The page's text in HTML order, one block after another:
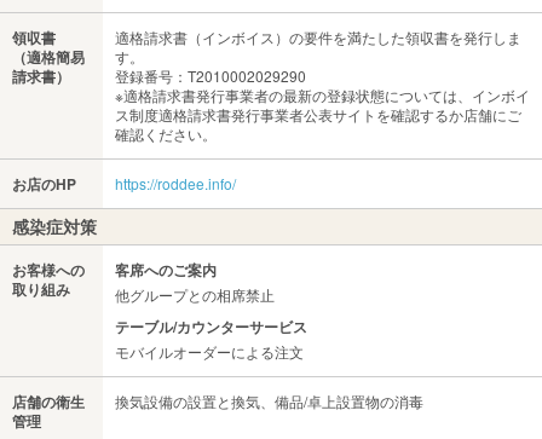
領収書
（適格簡易
請求書）
適格請求書（インボイス）の要件を満たした領収書を発行しま
す。
登録番号：T2010002029290
※適格請求書発行事業者の最新の登録状態については、インボイ
ス制度適格請求書発行事業者公表サイトを確認するか店舗にご
確認ください。
お店のHP https://roddee.info/
感染症対策
お客様への
取り組み
客席へのご案内
他グループとの相席禁止
テーブル/カウンターサービス
モバイルオーダーによる注文
店舗の衛生
管理
換気設備の設置と換気、備品/卓上設置物の消毒